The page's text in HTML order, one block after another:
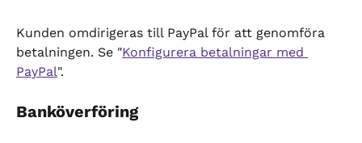
Kunden omdirigeras till PayPal för att genomföra
betalningen. Se "Konfigurera betalningar med
PayPal".
Banköverföring